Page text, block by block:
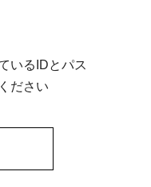
いるIDとパス
ださい